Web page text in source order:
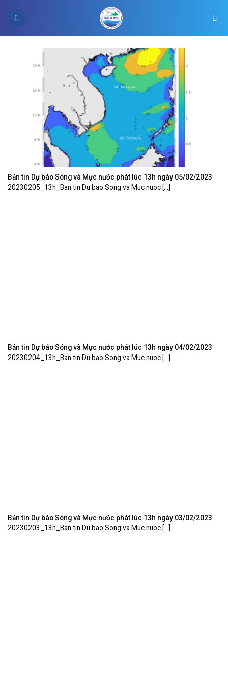
Bản tin Dự báo Sóng và Mực nước phát lúc 13h ngày 05/02/2023
20230205_13h_Ban tin Du bao Song va Muc nuoc [...]
Bản tin Dự báo Sóng và Mực nước phát lúc 13h ngày 04/02/2023
20230204_13h_Ban tin Du bao Song va Muc nuoc [...]
Bản tin Dự báo Sóng và Mực nước phát lúc 13h ngày 03/02/2023
20230203_13h_Ban tin Du bao Song va Muc nuoc [...]